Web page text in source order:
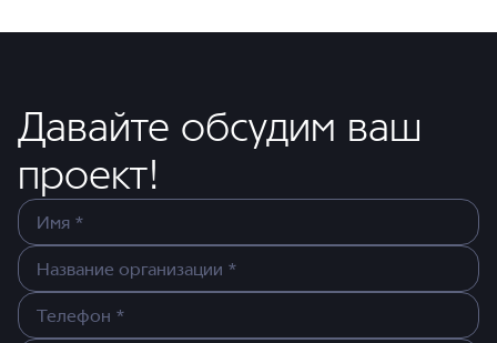
Давайте обсудим ваш
проект!